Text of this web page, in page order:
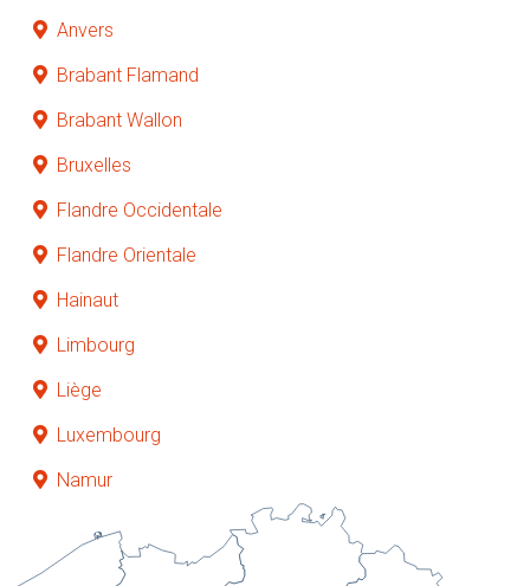
Anvers
Brabant Flamand
Brabant Wallon
Bruxelles
Flandre Occidentale
Flandre Orientale
Hainaut
Limbourg
Liège
Luxembourg
Namur